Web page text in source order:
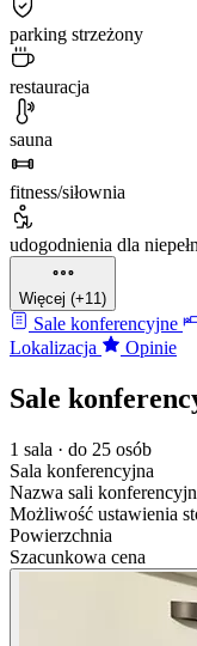
parking strzeżony
restauracja
sauna
fitness/siłownia
udogodnienia dla
Więcej (+11)
Sale konferencyjne
Lokalizacja
Opinie
Sale
1 sala · do 25 osób
Sala konferencyjna
Nazwa sali
Możliwość ustawienia
Powierzchnia
Szacunkowa cena